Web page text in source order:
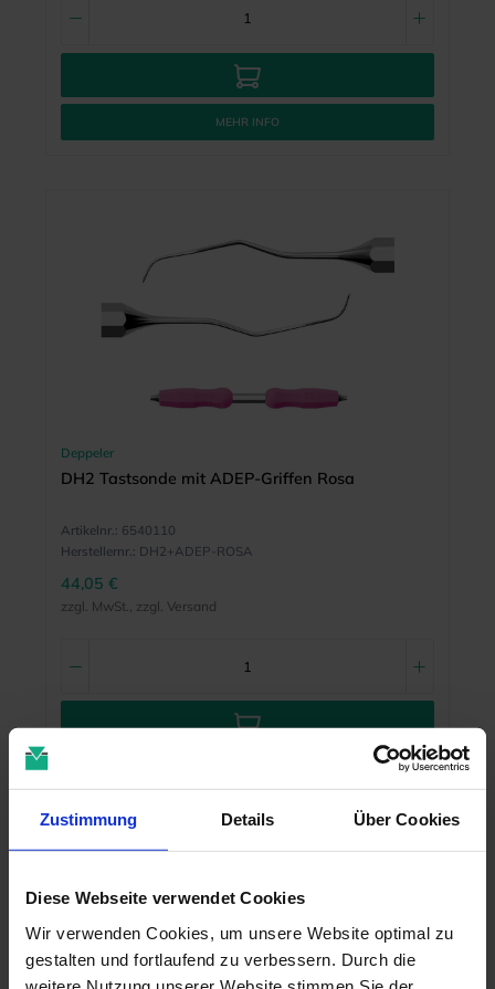
Zustimmung Details Über Cookies
Diese Webseite verwendet Cookies
Wir verwenden Cookies, um unsere Website optimal zu
gestalten und fortlaufend zu verbessern. Durch die
MEHR INFO
Deppeler
DH2 Tastsonde mit ADEP-Griffen Rosa
Artikelnr.: 6540110
Herstellernr.: DH2+ADEP-ROSA
44,05 €
zzgl. MwSt., zzgl. Versand